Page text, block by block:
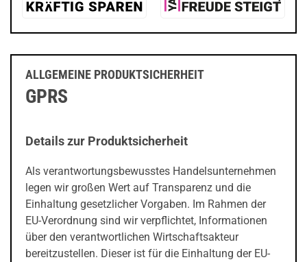
ALLGEMEINE PRODUKTSICHERHEIT
GPRS
Details zur Produktsicherheit
Als verantwortungsbewusstes Handelsunternehmen
legen wir großen Wert auf Transparenz und die
Einhaltung gesetzlicher Vorgaben. Im Rahmen der
EU-Verordnung sind wir verpflichtet, Informationen
über den verantwortlichen Wirtschaftsakteur
bereitzustellen. Dieser ist für die Einhaltung der EU-